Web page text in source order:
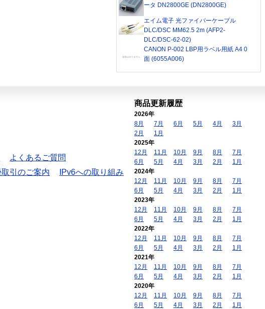
ータ DN2800GE (DN2800GE)
エイム電子 光ファイバーケーブル
DLC/DSC MM62.5 2m (AFP2-
DLC/DSC-62-02)
CANON P-002 LBP用ラベル用紙 A4 0
面 (6055A006)
よくあるご質問
引のご案内
IPv6への取り組み
商品更新履歴
2026年
8月
7月 6月 5月 4月
3月
2月
1月
2025年
12月
11月 10月 9月 8月
7月
6月
5月 4月 3月 2月
1月
2024年
12月
11月 10月 9月 8月
7月
6月
5月 4月 3月 2月
1月
2023年
12月
11月 10月 9月 8月
7月
6月
5月 4月 3月 2月
1月
2022年
12月
11月 10月 9月 8月
7月
6月
5月 4月 3月 2月
1月
2021年
12月
11月 10月 9月 8月
7月
6月
5月 4月 3月 2月
1月
2020年
12月
11月 10月 9月 8月
7月
6月
5月 4月 3月 2月
1月